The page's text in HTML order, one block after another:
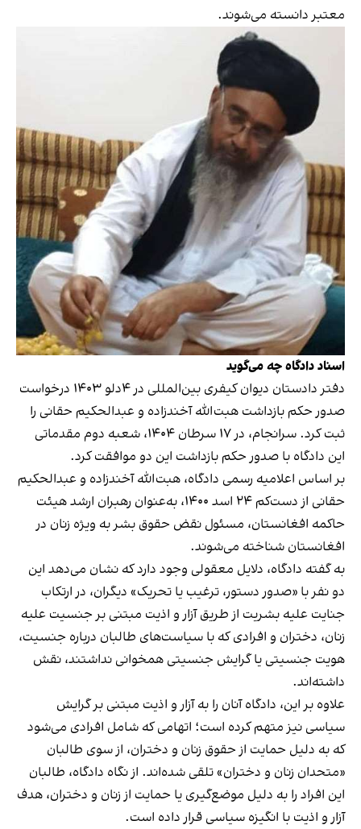
معتبر دانسته می‌شوند.
اسناد دادگاه چه می‌گوید
دفتر دادستان دیوان کیفری بین‌المللی در ۴دلو ۱۴۰۳ درخواست
صدور حکم بازداشت هبت‌الله آخندزاده و عبدالحکیم حقانی را
ثبت کرد. سرانجام، در ۱۷ سرطان ۱۴۰۴، شعبه دوم مقدماتی
این دادگاه با صدور حکم بازداشت این دو موافقت کرد.
بر اساس اعلامیه رسمی دادگاه، هبت‌الله آخندزاده و عبدالحکیم
حقانی از دست‌کم ۲۴ اسد ۱۴۰۰، به‌عنوان رهبران ارشد هیئت
حاکمه افغانستان، مسئول نقض حقوق بشر به ویژه زنان در
افغانستان شناخته می‌شوند.
به گفته دادگاه، دلایل معقولی وجود دارد که نشان می‌دهد این
دو نفر با «صدور دستور، ترغیب یا تحریک» دیگران، در ارتکاب
جنایت علیه بشریت از طریق آزار و اذیت مبتنی بر جنسیت علیه
زنان، دختران و افرادی که با سیاست‌های طالبان درباره جنسیت،
هویت جنسیتی یا گرایش جنسیتی همخوانی نداشتند، نقش
داشته‌اند.
علاوه بر این، دادگاه آنان را به آزار و اذیت مبتنی بر گرایش
سیاسی نیز متهم کرده است؛ اتهامی که شامل افرادی می‌شود
که به دلیل حمایت از حقوق زنان و دختران، از سوی طالبان
«متحدان زنان و دختران» تلقی شده‌اند. از نگاه دادگاه، طالبان
این افراد را به دلیل موضع‌گیری یا حمایت از زنان و دختران، هدف
آزار و اذیت با انگیزه سیاسی قرار داده است.